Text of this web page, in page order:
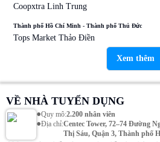
Coopxtra Linh Trung
Thành phố Hồ Chí Minh - Thành phố Thủ Đức
Tops Market Thảo Điền
Xem thêm
VỀ NHÀ TUYỂN DỤNG
•Quy mô:2.200 nhân viên
•Địa chỉ:Centec Tower, 72–74 Đường
Thị Sáu, Quận 3, Thành phố